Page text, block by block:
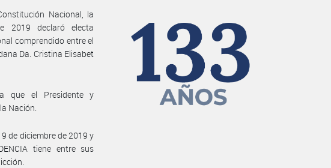
Nacional, la
2019 declaró electa
comprendido entre el
Da. Cristina Elisabet
que el Presidente y
Nación.
de diciembre de 2019 y
tiene entre sus